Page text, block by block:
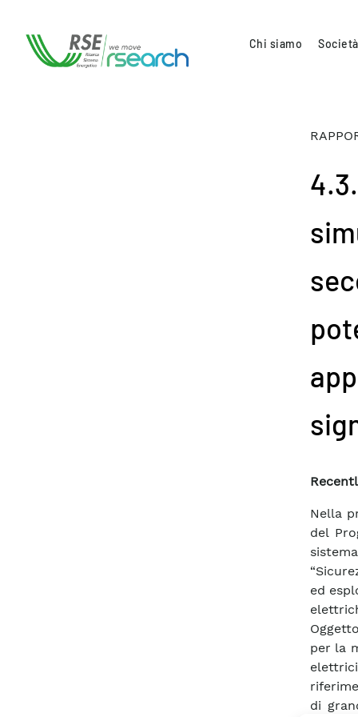
Chi siamo
Nella
del
ed
per la
di